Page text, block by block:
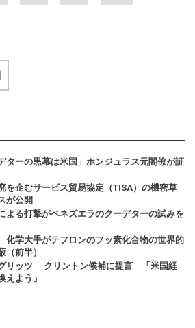
ターの黒幕は米国」ホンジュラス元閣僚が証
を企むサービス貿易協定（TISA）の機密草
が公開
よる打撃がベネズエラのクーデターの試みを
学大手がテフロンのフッ素化合物の世界的
（前半）
リッツ クリントン候補に提言 「米国経
えよう」